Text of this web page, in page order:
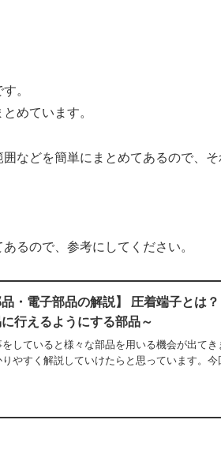
。
めています。
などを簡単にまとめてあるので、
るので、参考にしてください。
品・電子部品の解説】 圧着端子とは
行えるようにする部品～
をしていると様々な部品を用いる機会が出て
やすく解説していけたらと思っています。今